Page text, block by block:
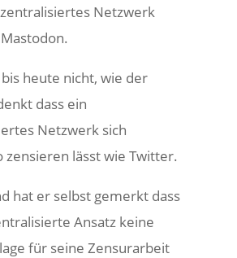
Netzwerk
heute nicht, wie der
dass ein
Netzwerk sich
zensieren lässt wie Twitter.
hat er selbst gemerkt dass
Ansatz keine
für seine Zensurarbeit